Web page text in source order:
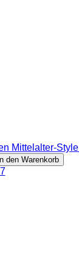
Mittelalter-Style
In den Warenkorb